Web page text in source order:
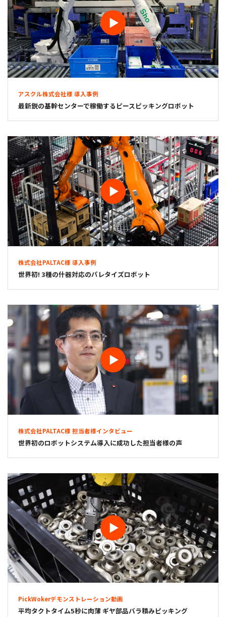
アスクル株式会社様 導入事例
最新鋭の基幹センターで稼働するピースピッキングロボット
株式会社PALTAC様 導入事例
世界初! 3種の什器対応のパレタイズロボット
株式会社PALTAC様 担当者様インタビュー
世界初のロボットシステム導入に成功した担当者様の声
PickWokerデモンストレーション動画
平均タクトタイム5秒に肉薄 ギヤ部品バラ積みピッキング